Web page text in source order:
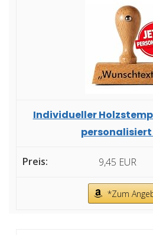
Individueller
9,45 EUR
*Zum